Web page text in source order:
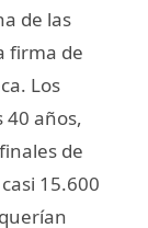
de las
firma de
Los
años,
de
15.600